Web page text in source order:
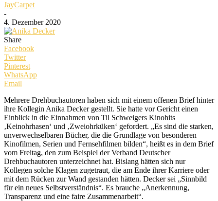
JayCarpet
-
4. Dezember 2020
Share
Facebook
Twitter
Pinterest
WhatsApp
Email
Mehrere Drehbuchautoren haben sich mit einem offenen Brief hinter
ihre Kollegin Anika Decker gestellt. Sie hatte vor Gericht einen
Einblick in die Einnahmen von Til Schweigers Kinohits
‚Keinohrhasen‘ und ‚Zweiohrküken‘ gefordert. „Es sind die starken,
unverwechselbaren Bücher, die die Grundlage von besonderen
Kinofilmen, Serien und Fernsehfilmen bilden“, heißt es in dem Brief
vom Freitag, den zum Beispiel der Verband Deutscher
Drehbuchautoren unterzeichnet hat. Bislang hätten sich nur
Kollegen solche Klagen zugetraut, die am Ende ihrer Karriere oder
mit dem Rücken zur Wand gestanden hätten. Decker sei „Sinnbild
für ein neues Selbstverständnis“. Es brauche „Anerkennung,
Transparenz und eine faire Zusammenarbeit“.